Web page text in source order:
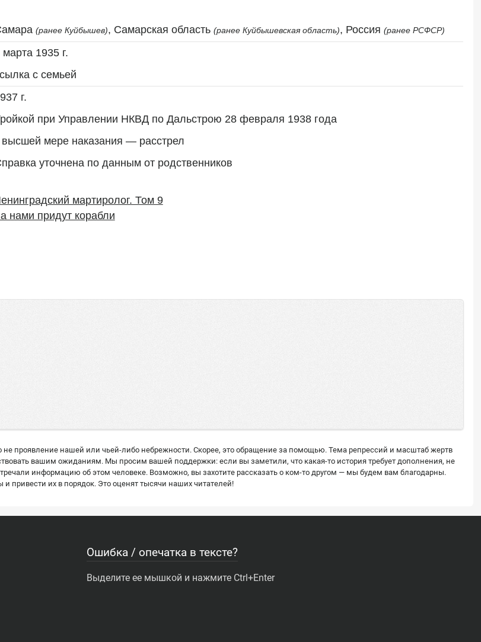
(ранее Куйбышев), Самарская область (ранее Куйбышевская область), Россия (ранее РСФСР)
марта 1935 г.
с семьей
г.
при Управлении НКВД по Дальстрою 28 февраля 1938 года
высшей мере наказания — расстрел
уточнена по данным от родственников
мартиролог. Том 9
нами придут корабли
проявление нашей или чьей-либо небрежности. Скорее, это обращение за помощью. Тема репрессий и масштаб жертв
вашим ожиданиям. Мы просим вашей поддержки: если вы заметили, что какая-то история требует дополнения, не
информацию об этом человеке. Возможно, вы захотите рассказать о ком-то другом — мы будем вам благодарны.
привести их в порядок. Это оценят тысячи наших читателей!
Ошибка / опечатка в тексте?
Выделите ее мышкой и нажмите Ctrl+Enter